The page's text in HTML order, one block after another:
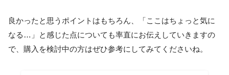
良かったと思うポイントはもちろん、「ここはちょっと気に
なる…」と感じた点についても率直にお伝えしていきますの
で、購入を検討中の方はぜひ参考にしてみてくださいね。